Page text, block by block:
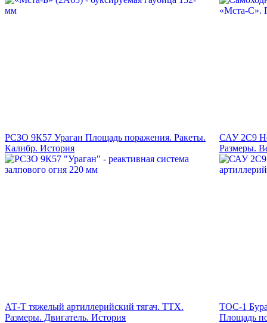
РСЗО 9К57 Ураган Площадь поражения. Ракеты.
Калибр. История
САУ 2С9
Размеры.
АТ-Т тяжелый артиллерийский тягач. ТТХ.
Размеры. Двигатель. История
ТОС-1
Площадь